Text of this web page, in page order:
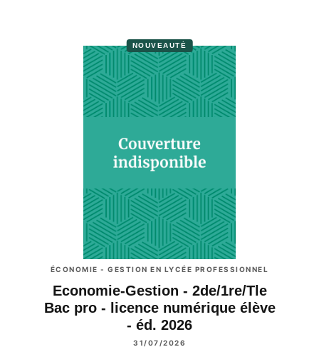
NOUVEAUTÉ
ÉCONOMIE - GESTION EN LYCÉE PROFESSIONNEL
Economie-Gestion - 2de/1re/Tle
Bac pro - licence numérique élève
- éd. 2026
31/07/2026